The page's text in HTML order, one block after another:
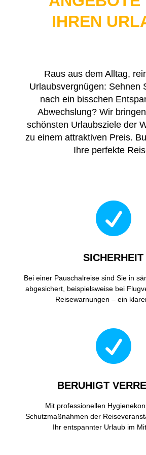
IHREN
Raus aus dem Alltag,
Urlaubsvergnügen: Sehnen
nach ein bisschen
Abwechslung? Wir
schönsten Urlaubsziele der
zu einem attraktiven Preis.
Ihre perfekte

SICHERHEIT
Bei einer Pauschalreise sind Sie in
abgesichert, beispielsweise bei
Reisewarnungen – ein

BERUHIGT
Mit professionellen
Schutzmaßnahmen der
Ihr entspannter Urlaub im